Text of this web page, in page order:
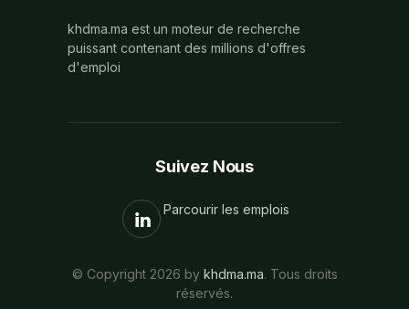
khdma.ma est un moteur de recherche
puissant contenant des millions d'offres
d'emploi
Suivez Nous
Parcourir les emplois
© Copyright 2026 by khdma.ma. Tous droits
réservés.